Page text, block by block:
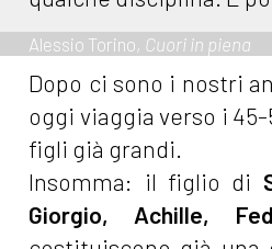
Alessio Torino, Cuori in piena
Dopo ci sono i nostri
oggi viaggia verso i
figli già grandi.
Insomma: il figlio di
Giorgio, Achille,